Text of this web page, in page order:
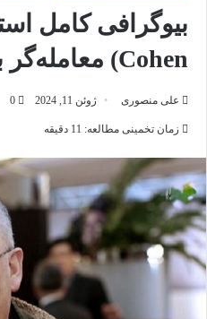
Cohen) معامله‌گر بزرگ
علی منصوری ژوئن 11, 2024 0
زمان تخمینی مطالعه: 11 دقیقه